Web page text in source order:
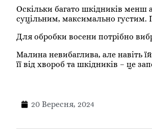
Оскільки багато шкідників менш
суцільним, максимально густим.
Для обробки восени потрібно
Малина невибаглива, але навіть
її від хвороб та шкідників – це
20 Вересня, 2024